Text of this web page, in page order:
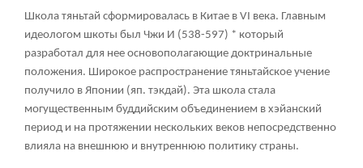
Школа тяньтай сформировалась в Китае в VI века. Главным
идеологом шкоты был Чжи И (538-597) * который
разработал для нее основополагающие доктринальные
положения. Широкое распространение тяньтайское учение
получило в Японии (яп. тэкдай). Эта школа стала
могущественным буддийским объединением в хэйанский
период и на протяжении нескольких веков непосредственно
влияла на внешнюю и внутреннюю политику страны.